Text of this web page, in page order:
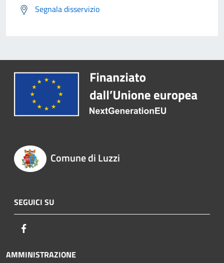
Segnala disservizio
Comune di Luzzi
SEGUICI SU
AMMINISTRAZIONE